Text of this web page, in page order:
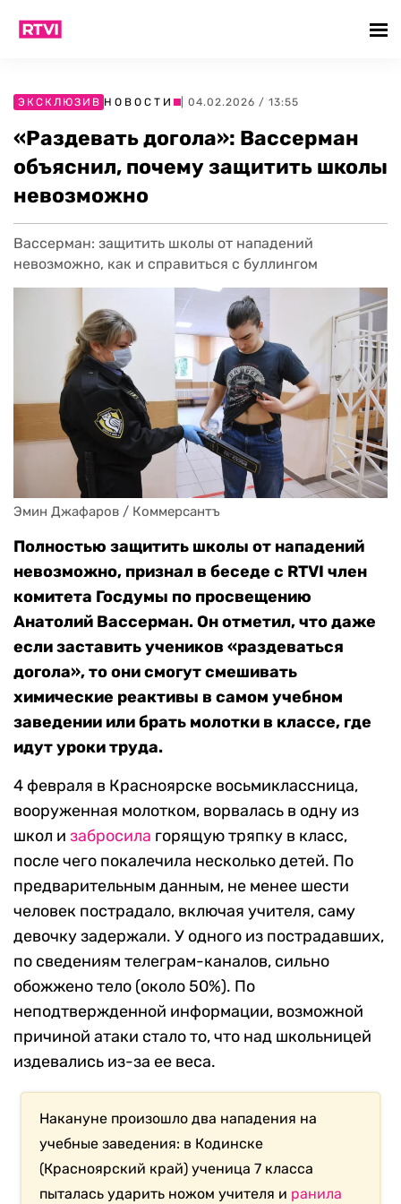
ЭКСКЛЮЗИВ НОВОСТИ | 04.02.2026 / 13:55
«Раздевать догола»: Вассерман
объяснил, почему защитить школы
невозможно
Вассерман: защитить школы от нападений
невозможно, как и справиться с буллингом
Эмин Джафаров / Коммерсантъ
Полностью защитить школы от нападений
невозможно, признал в беседе с RTVI член
комитета Госдумы по просвещению
Анатолий Вассерман. Он отметил, что даже
если заставить учеников «раздеваться
догола», то они смогут смешивать
химические реактивы в самом учебном
заведении или брать молотки в классе, где
идут уроки труда.
4 февраля в Красноярске восьмиклассница,
вооруженная молотком, ворвалась в одну из
школ и забросила горящую тряпку в класс,
после чего покалечила несколько детей. По
предварительным данным, не менее шести
человек пострадало, включая учителя, саму
девочку задержали. У одного из пострадавших,
по сведениям телеграм-каналов, сильно
обожжено тело (около 50%). По
неподтвержденной информации, возможной
причиной атаки стало то, что над школьницей
издевались из-за ее веса.
Накануне произошло два нападения на
учебные заведения: в Кодинске
(Красноярский край) ученица 7 класса
пыталась ударить ножом учителя и ранила